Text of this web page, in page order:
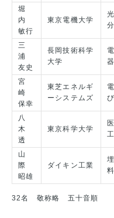
堀
内
敏行
東京電機大学
三
浦
友史
長岡技術科学
大学
宮
崎
保幸
東芝エネルギ
ーシステムズ
八
木
透
東京科学大学
山
際
昭雄
ダイキン工業
32名 敬称略 五十音順